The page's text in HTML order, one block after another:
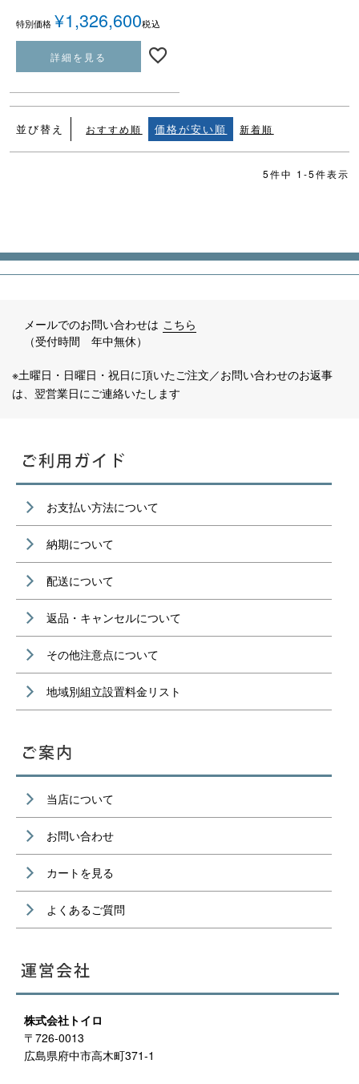
特別価格 ¥1,326,600税込
詳細を見る
並び替え おすすめ順 価格が安い順 新着順
5件中 1 -5件表示
メールでのお問い合わせは こちら
（受付時間 年中無休）
※土曜日・日曜日・祝日に頂いたご注文／お問い合わせのお返事
は、翌営業日にご連絡いたします
お支払い方法について
納期について
配送について
返品・キャンセルについて
その他注意点について
地域別組立設置料金リスト
当店について
お問い合わせ
カートを見る
よくあるご質問
株式会社トイロ
〒726-0013
広島県府中市高木町371-1